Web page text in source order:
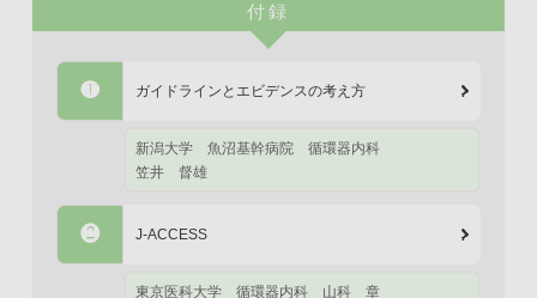
付録
❶ ガイドラインとエビデンスの考え方
新潟大学 魚沼基幹病院
循環器内科
笠井 督雄
❷ J-ACCESS
東京医科大学 循環器内科 山科 章